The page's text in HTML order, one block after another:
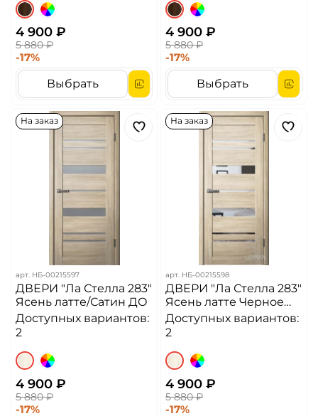
4 900 ₽
5 880 ₽
-17%
Выбрать
4 900 ₽
5 880 ₽
-17%
Выбрать
На заказ
арт. НБ-00215597
ДВЕРИ "Ла Стелла 283"
Ясень латте/Сатин ДО
Доступных вариантов:
2
4 900 ₽
5 880 ₽
-17%
На заказ
арт. НБ-00215598
ДВЕРИ "Ла Стелла 283"
Ясень латте Черное
стекло/Зеркало ДО
Доступных вариантов:
2
4 900 ₽
5 880 ₽
-17%